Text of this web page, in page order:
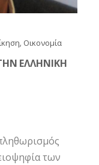
, Οικονομία
ΕΛΛΗΝΙΚΗ
των